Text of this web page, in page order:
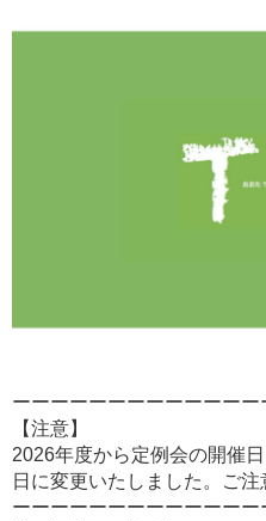
ーーーーーーーーーーーーー
【注意】
2026年度から定例会の開催
日に変更いたしました。ご注
ーーーーーーーーーーーーー